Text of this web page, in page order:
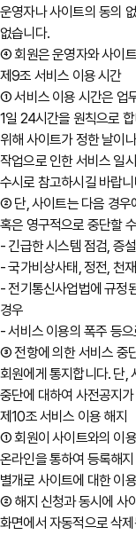
운영자나 사이트의 동의
없습니다.
④ 회원은 운영자와 사이
제9조 서비스 이용 시간
① 서비스 이용 시간은 업
1일 24시간을 원칙으로
위해 사이트가 정한 날이
작업으로 인한 서비스 일
수시로 참고하시길 바랍
② 단, 사이트는 다음 경우
혹은 영구적으로 중단할
- 긴급한 시스템 점검, 증
- 국가비상사태, 정전, 천
- 전기통신사업법에 규정
경우
- 서비스 이용의 폭주 등
③ 전항에 의한 서비스 중
회원에게 통지합니다. 단,
중단에 대하여 사전공지
제10조 서비스 이용 해지
① 회원이 사이트와의 이
온라인을 통하여 등록해
별개로 사이트에 대한 이
② 해지 신청과 동시에 사
화면에서 자동적으로 삭